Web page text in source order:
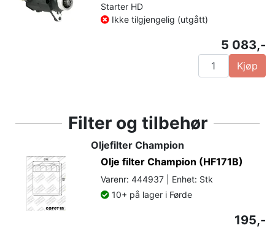
Starter HD
Ikke tilgjengelig (utgått)
5 083,-
Kjøp
Filter og tilbehør
Oljefilter Champion
Olje filter Champion (HF171B)
Varenr: 444937 | Enhet: Stk
10+ på lager i Førde
195,-